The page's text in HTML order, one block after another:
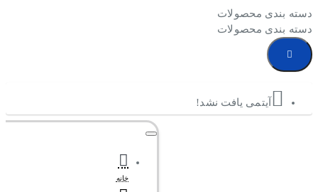
دسته بندی محصولات
دسته بندی محصولات
آیتمی یافت نشد!
خانه